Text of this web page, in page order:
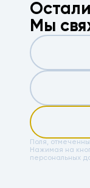
Мы
Поля,
Нажимая на
персональных